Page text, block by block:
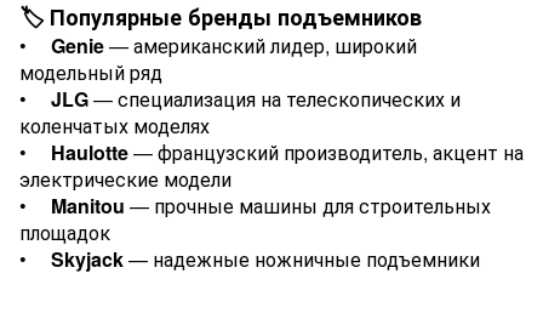
🏷️ Популярные бренды подъемников
• Genie— американский лидер, широкий
модельный ряд
• JLG— специализация на телескопических и
коленчатых моделях
• Haulotte— французский производитель, акцент на
электрические модели
• Manitou — прочные машины для строительных
площадок
• Skyjack— надежные ножничные подъемники